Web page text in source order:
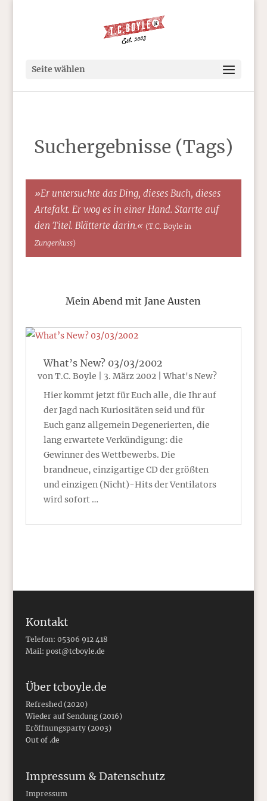
Seite wählen
Suchergebnisse (Tags)
»Er untersuchte das Ding, dieses Buch, dieses
Artefakt. Er wog es in einer Hand. Starrte auf
den Titel. Blätterte darin.« (T.C. Boyle in
Zungenkuss)
Mein Abend mit Jane Austen
What’s New? 03/03/2002
vonT.C. Boyle 3. März 2002|What's New?
Hier kommt jetzt für Euch alle, die Ihr auf
der Jagd nach Kuriositäten seid und für
Euch ganz allgemein Degenerierten, die
lang erwartete Verkündigung: die
Gewinner des Wettbewerbs. Die
brandneue, einzigartige CD der größten
und einzigen (Nicht)-Hits der Ventilators
wird sofort …
Kontakt
Telefon: 05306 912 418
Mail: post@tcboyle.de
Über tcboyle.de
Refreshed (2020)
Wieder auf Sendung (2016)
Eröffnungsparty (2003)
Out of .de
Impressum & Datenschutz
Impressum